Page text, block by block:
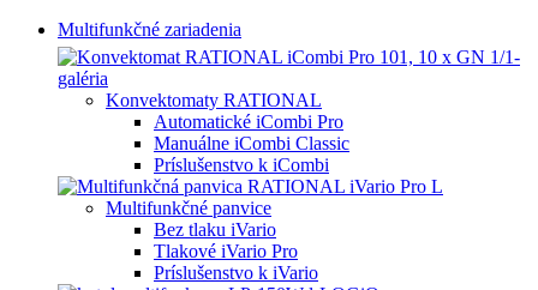
Multifunkčné zariadenia
Konvektomaty RATIONAL
Automatické iCombi Pro
Manuálne iCombi Classic
Príslušenstvo k iCombi
Multifunkčné panvice
Bez tlaku iVario
Tlakové iVario Pro
Príslušenstvo k iVario